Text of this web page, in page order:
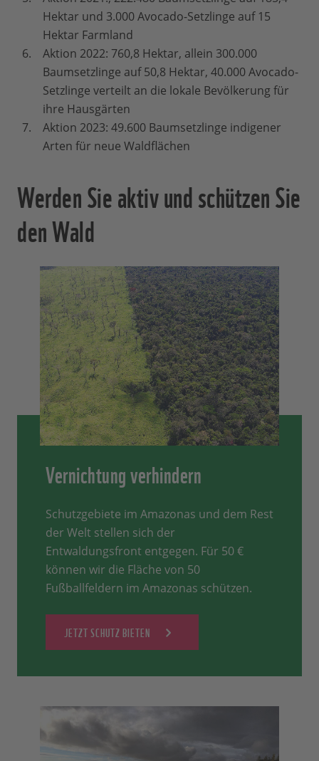
Hektar und 3.000 Avocado-Setzlinge auf 15
Hektar Farmland
Aktion 2022: 760,8 Hektar, allein 300.000
Baumsetzlinge auf 50,8 Hektar, 40.000 Avocado-
Setzlinge verteilt an die lokale Bevölkerung für
ihre Hausgärten
Aktion 2023: 49.600 Baumsetzlinge indigener
Arten für neue Waldflächen
Werden Sie aktiv und schützen Sie
den Wald
Vernichtung verhindern
Schutzgebiete im Amazonas und dem Rest
der Welt stellen sich der
Entwaldungsfront entgegen. Für 50 €
können wir die Fläche von 50
Fußballfeldern im Amazonas schützen.
JETZT SCHUTZ BIETEN